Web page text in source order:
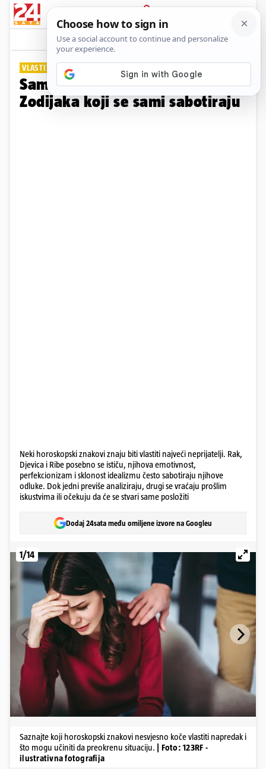
PRIJAVA
Galerija Komentari
VLASTITE ZAMKE
Sami sebi protivnici: Znakovi
Zodijaka koji se sami sabotiraju
Neki horoskopski znakovi znaju biti vlastiti najveći neprijatelji. Rak,
Djevica i Ribe posebno se ističu, njihova emotivnost,
perfekcionizam i sklonost idealizmu često sabotiraju njihove
odluke. Dok jedni previše analiziraju, drugi se vraćaju prošlim
iskustvima ili očekuju da će se stvari same posložiti
Dodaj 24sata među omiljene izvore na Googleu
1/14
Saznajte koji horoskopski znakovi nesvjesno koče vlastiti napredak i
što mogu učiniti da preokrenu situaciju.
| Foto: 123RF -
ilustrativna fotografija